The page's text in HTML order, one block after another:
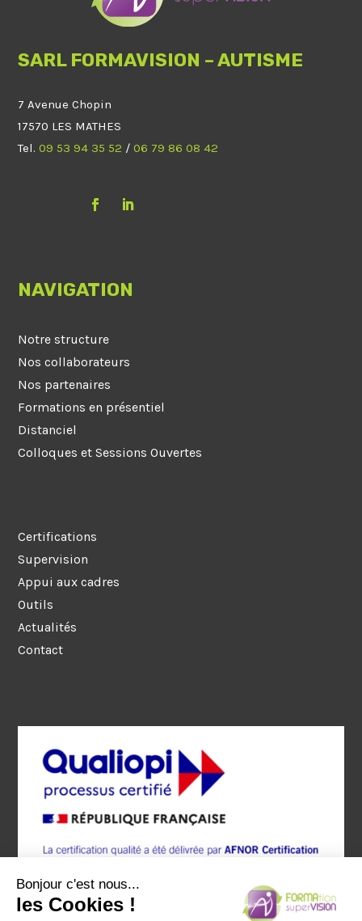
SARL FORMAVISION – AUTISME
7 Avenue Chopin
17570 LES MATHES
Tel.09 53 94 35 52 /06 79 86 08 42
NAVIGATION
Notre structure
Nos collaborateurs
Nos partenaires
Formations en présentiel
Distanciel
Colloques et Sessions Ouvertes
Certifications
Supervision
Appui aux cadres
Outils
Actualités
Contact
Bonjour c'est nous...
les Cookies !